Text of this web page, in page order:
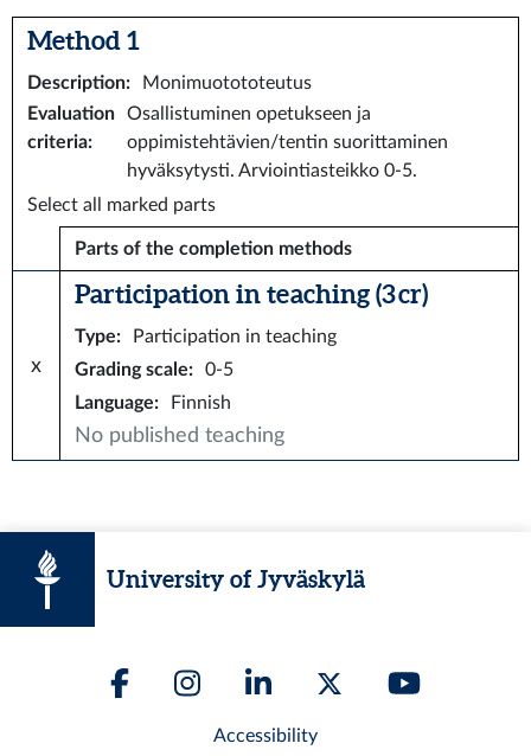
Method 1
Description:
Monimuotototeutus
Evaluation
criteria:
Osallistuminen opetukseen ja
oppimistehtävien/tentin suorittaminen
hyväksytysti. Arviointiasteikko 0-5.
Select all marked parts
Parts of the completion methods
x
Participation in teaching (3 cr)
Type:
Participation in teaching
Grading scale:
0-5
Language: Finnish
No published teaching
University of Jyväskylä
Accessibility